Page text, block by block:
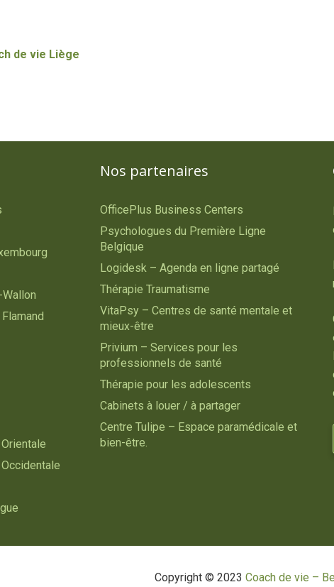
de vie Liège
Nos partenaires
OfficePlus Business Centers
Psychologues du Première Ligne
Belgique
Logidesk – Agenda en ligne partagé
Thérapie Traumatisme
VitaPsy – Centres de santé mentale et
mieux-être
Privium – Services pour les
professionnels de santé
Thérapie pour les adolescents
Cabinets à louer / à partager
Centre Tulipe – Espace paramédicale et
bien-être.
Copyright © 2023 Coach de vie –